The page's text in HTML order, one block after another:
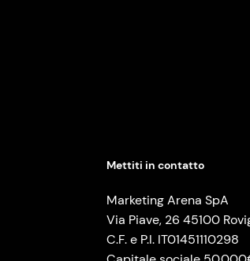
Mettiti in contatto
Marketing Arena SpA
Via Piave, 26 45100
C.F. e P.I. IT01451110298